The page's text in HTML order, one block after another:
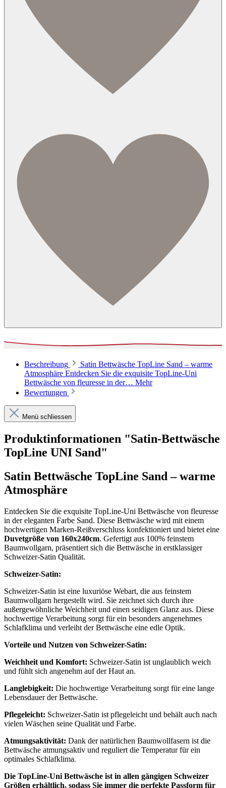
Beschreibung
Satin Bettwäsche TopLine Sand – warme
Atmosphäre Entdecken Sie die exquisite TopLine-Uni
Bettwäsche von fleuresse in der… Mehr
Bewertungen
Menü schliessen
Produktinformationen "Satin-Bettwäsche
TopLine UNI Sand"
Satin Bettwäsche TopLine Sand – warme
Atmosphäre
Entdecken Sie die exquisite TopLine-Uni Bettwäsche von fleuresse
in der eleganten Farbe Sand. Diese Bettwäsche wird mit einem
hochwertigen Marken-Reißverschluss konfektioniert und bietet eine
Duvetgröße von 160x240cm. Gefertigt aus 100% feinstem
Baumwollgarn, präsentiert sich die Bettwäsche in erstklassiger
Schweizer-Satin Qualität.
Schweizer-Satin:
Schweizer-Satin ist eine luxuriöse Webart, die aus feinstem
Baumwollgarn hergestellt wird. Sie zeichnet sich durch ihre
außergewöhnliche Weichheit und einen seidigen Glanz aus. Diese
hochwertige Verarbeitung sorgt für ein besonders angenehmes
Schlafklima und verleiht der Bettwäsche eine edle Optik.
Vorteile und Nutzen von Schweizer-Satin:
Weichheit und Komfort: Schweizer-Satin ist unglaublich weich
und fühlt sich angenehm auf der Haut an.
Langlebigkeit: Die hochwertige Verarbeitung sorgt für eine lange
Lebensdauer der Bettwäsche.
Pflegeleicht: Schweizer-Satin ist pflegeleicht und behält auch nach
vielen Wäschen seine Qualität und Farbe.
Atmungsaktivität: Dank der natürlichen Baumwollfasern ist die
Bettwäsche atmungsaktiv und reguliert die Temperatur für ein
optimales Schlafklima.
Die TopLine-Uni Bettwäsche ist in allen gängigen Schweizer
Größen erhältlich, sodass Sie immer die perfekte Passform für